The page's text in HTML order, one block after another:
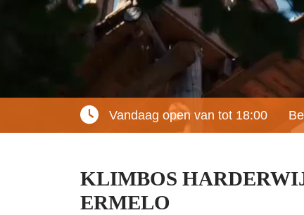
Vandaag open van tot 18:00
KLIMBOS
ERMELO